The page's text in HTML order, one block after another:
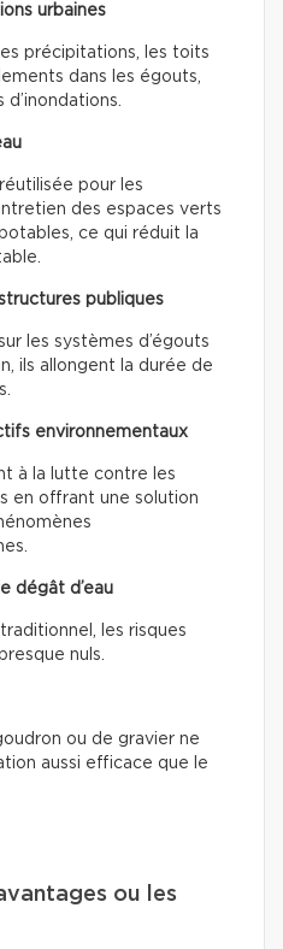
urbaines
précipitations, les toits
dans les égouts,
pour les
des espaces verts
ce qui réduit la
publiques
les systèmes d’égouts
ils allongent la durée de
environnementaux
à la lutte contre les
en offrant une solution
dégât d’eau
les risques
nuls.
ou de gravier ne
aussi efficace que le
ou les